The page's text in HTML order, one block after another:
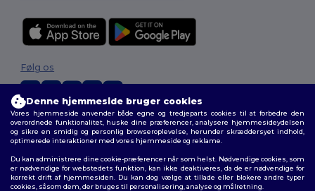
2026. Alle rettigheder forbeholdes
Vilkår og Betingelser|Tilpasset politik|Fortrolighedspolitik|Politik for
cookies|Sitemap
Følg os
Denne hjemmeside bruger cookies
Vores hjemmeside anvender både egne og tredjeparts cookies til at forbedre den
overordnede funktionalitet, huske dine præferencer, analysere hjemmesideydelsen
og sikre en smidig og personlig browseroplevelse, herunder skræddersyet indhold,
optimerede interaktioner med vores hjemmeside og reklame.
Du kan administrere dine cookie-præferencer når som helst. Nødvendige cookies, som
er nødvendige for webstedets funktion, kan ikke deaktiveres, da de er nødvendige for
korrekt drift af hjemmesiden. Du kan dog vælge at tillade eller blokere andre typer
cookies, såsom dem, der bruges til personalisering, analyse og målretning.